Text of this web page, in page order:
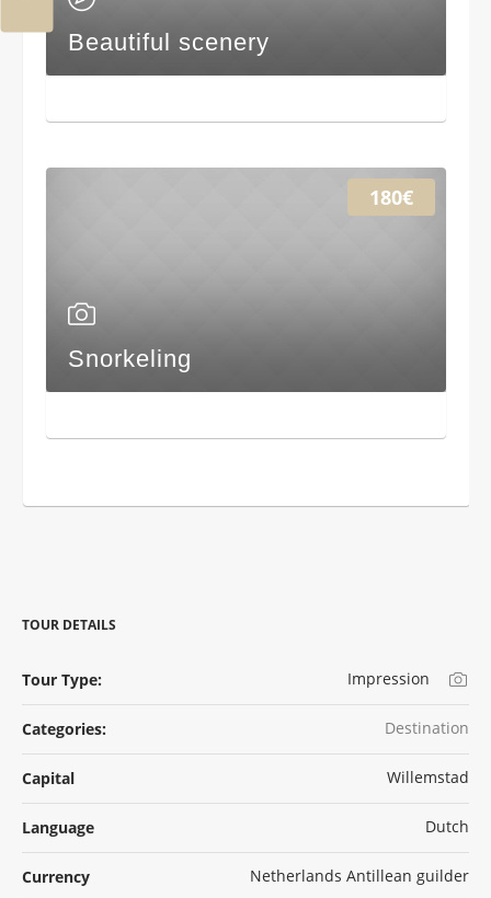
Beautiful scenery
180€
Snorkeling
TOUR DETAILS
Tour Type: Impression
Categories: Destination
Capital Willemstad
Language Dutch
Currency Netherlands Antillean guilder